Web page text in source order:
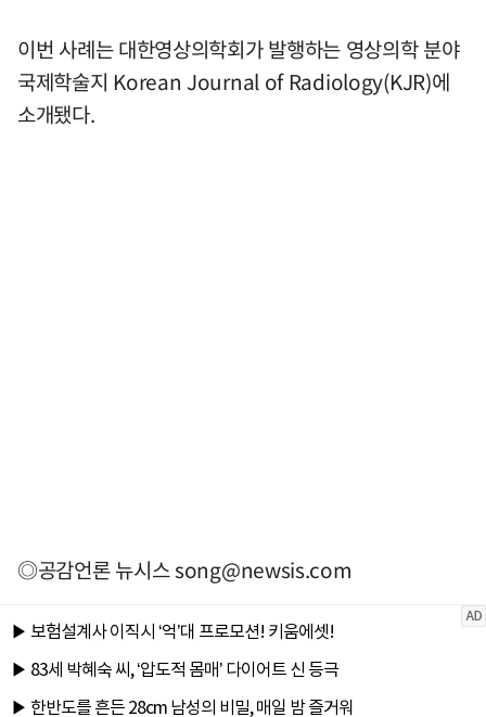
이번 사례는 대한영상의학회가 발행하는 영상의학 분야
국제학술지 Korean Journal of Radiology(KJR)에
소개됐다.
◎공감언론 뉴시스song@newsis.com